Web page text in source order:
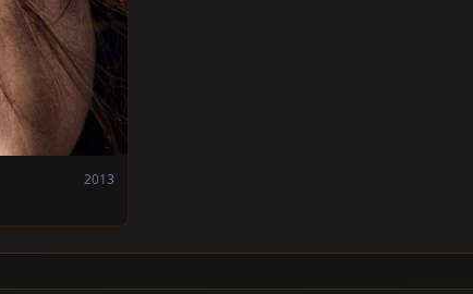
2013